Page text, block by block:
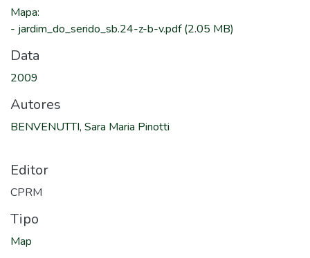
Mapa:
- jardim_do_serido_sb.24-z-b-v.pdf(2.05 MB)
Data
2009
Autores
BENVENUTTI, Sara Maria Pinotti
Editor
CPRM
Tipo
Map